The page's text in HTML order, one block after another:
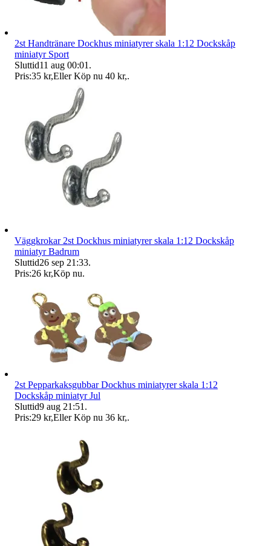
2st Handtränare Dockhus miniatyrer skala 1:12 Dockskåp
miniatyr Sport
Sluttid11 aug 00:01 .
Pris:35 kr,Eller Köp nu 40 kr,.
Väggkrokar 2st Dockhus miniatyrer skala 1:12 Dockskåp
miniatyr Badrum
Sluttid26 sep 21:33.
Pris:26 kr,Köp nu.
2st Pepparkaksgubbar Dockhus miniatyrer skala 1:12
Dockskåp miniatyr Jul
Sluttid9 aug 21:51 .
Pris:29 kr,Eller Köp nu 36 kr,.